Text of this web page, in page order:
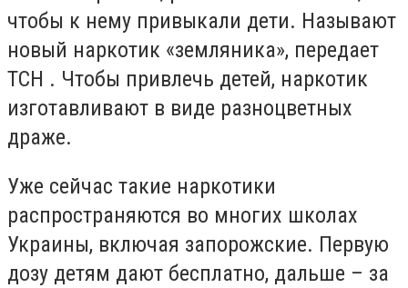
чтобы к нему привыкали дети. Называют
новый наркотик «земляника», передает
ТСН . Чтобы привлечь детей, наркотик
изготавливают в виде разноцветных
драже.
Уже сейчас такие наркотики
распространяются во многих школах
Украины, включая запорожские. Первую
дозу детям дают бесплатно, дальше – за